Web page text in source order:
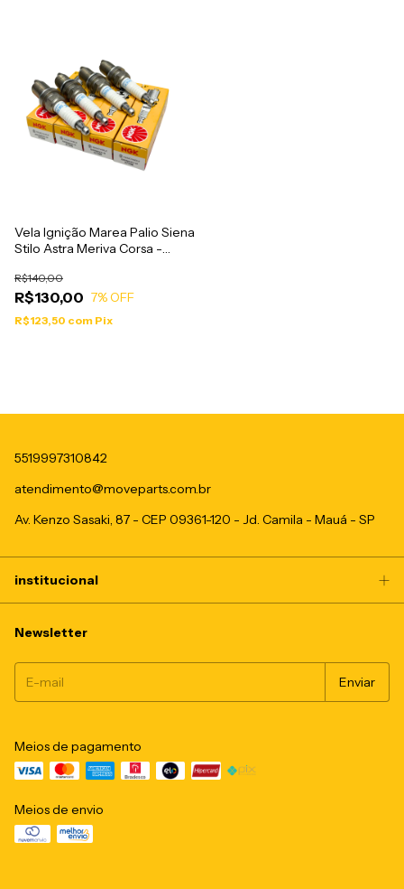
Vela Ignição Marea Palio Siena
Stilo Astra Meriva Corsa -
R$130,00
R$140,00
7% OFF
R$123,50 com Pix
5519997310842
atendimento@moveparts.com.br
Av. Kenzo Sasaki, 87 - CEP 09361-120 - Jd. Camila - Mauá - SP
institucional
Newsletter
Meios de pagamento
Meios de envio